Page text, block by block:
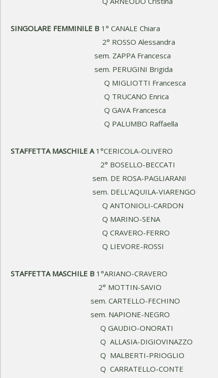
SINGOLARE FEMMINILE B 1° CANALE Chiara
2° ROSSO Alessandra
sem. ZAPPA Francesca
sem. PERUGINI Brigida
Q MIGLIOTTI Francesca
Q TRUCANO Enrica
Q GAVA Francesca
Q PALUMBO Raffaella
STAFFETTA MASCHILE A1°CERICOLA-OLIVERO
2° BOSELLO-BECCATI
sem. DE ROSA-PAGLIARANI
sem. DELL'AQUILA-VIARENGO
Q ANTONIOLI-CARDON
Q MARINO-SENA
Q CRAVERO-FERRO
Q LIEVORE-ROSSI
STAFFETTA MASCHILE B 1°ARIANO-CRAVERO
2° MOTTIN-SAVIO
sem. CARTELLO-FECHINO
sem. NAPIONE-NEGRO
Q GAUDIO-ONORATI
Q ALLASIA-DIGIOVINAZZO
Q MALBERTI-PRIOGLIO
Q CARRATELLO-CONTE